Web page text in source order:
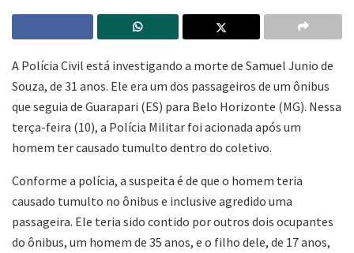
A Polícia Civil está investigando a morte de Samuel Junio de
Souza, de 31 anos. Ele era um dos passageiros de um ônibus
que seguia de Guarapari (ES) para Belo Horizonte (MG). Nessa
terça-feira (10), a Polícia Militar foi acionada após um
homem ter causado tumulto dentro do coletivo.
Conforme a polícia, a suspeita é de que o homem teria
causado tumulto no ônibus e inclusive agredido uma
passageira. Ele teria sido contido por outros dois ocupantes
do ônibus, um homem de 35 anos, e o filho dele, de 17 anos,